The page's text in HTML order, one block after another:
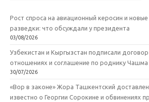
Рост спроса на авиационный керосин и новые
разведки: что обсуждали у президента
03/08/2026
Узбекистан и Кыргызстан подписали
отношениях и соглашение по роднику Чашма
30/07/2026
«Вор в законе» Жора Ташкентский доставлен
известно о Георгии Сорокине и обвинениях